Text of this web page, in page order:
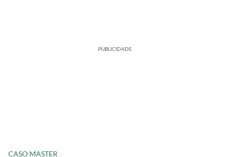
PUBLICIDADE
CASO MASTER